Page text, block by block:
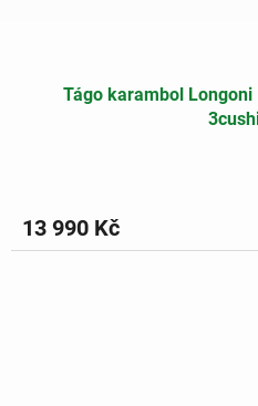
Tágo karambol Longoni
13 990 Kč